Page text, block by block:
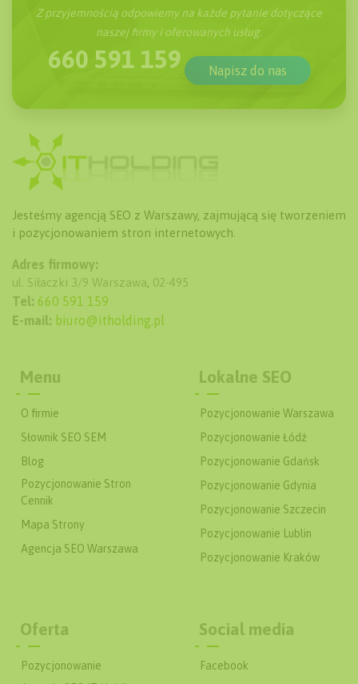
Z przyjemnością odpowiemy na każde pytanie dotyczące
naszej firmy i oferowanych usług.
660 591 159 Napisz do nas
Jesteśmy agencją SEO z Warszawy, zajmującą się tworzeniem
i pozycjonowaniem stron internetowych.
Adres firmowy:
ul. Siłaczki 3/9 Warszawa, 02-495
Tel: 660 591 159
E-mail: biuro@itholding.pl
Menu
O firmie
Słownik SEO SEM
Blog
Pozycjonowanie Stron
Cennik
Mapa Strony
Agencja SEO Warszawa
Lokalne SEO
Pozycjonowanie Warszawa
Pozycjonowanie Łódź
Pozycjonowanie Gdańsk
Pozycjonowanie Gdynia
Pozycjonowanie Szczecin
Pozycjonowanie Lublin
Pozycjonowanie Kraków
Oferta
Pozycjonowanie
Social media
Facebook